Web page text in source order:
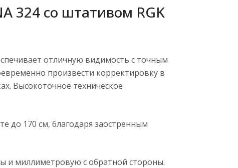
324 со штативом RGK
отличную видимость с точным
произвести корректировку в
Высокоточное техническое
до 170 см, благодаря заостренным
и миллиметровую с обратной стороны.